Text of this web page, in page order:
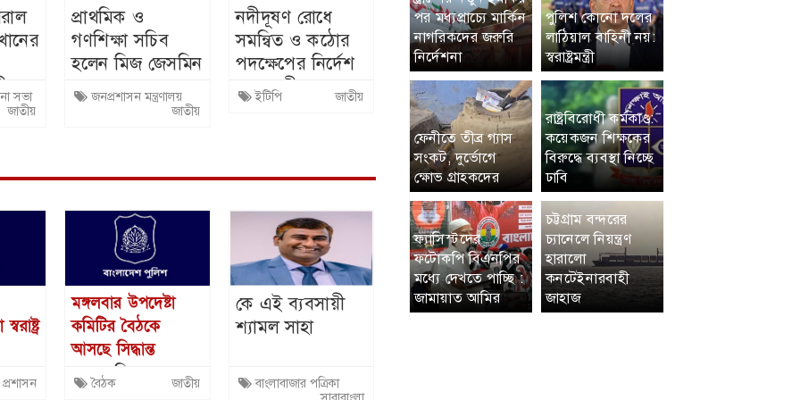
সভা
জাতীয়
প্রাথমিক ও
গণশিক্ষা সচিব
হলেন মিজ জেসমিন
নাহারজনপ্রশাসন মন্ত্রণালয়
জাতীয়
নদীদূষণ রোধে
সমন্বিত ও কঠোর
পদক্ষেপের নির্দেশ
প্রধানমন্ত্রীর
ইটিপি জাতীয়
প্রশাসন
মঙ্গলবার উপদেষ্টা
কমিটির বৈঠকে
আসছে সিদ্ধান্ত
এবার তিন
বৈঠক জাতীয়
কে এই ব্যবসায়ী
শ্যামল সাহা
বাংলাবাজার পত্রিকা
পর মধ্যপ্রাচ্যে মার্কিন
নাগরিকদের জরুরি
নির্দেশনা
পুলিশ কোনো দলের
লাঠিয়াল বাহিনী নয়:
স্বরাষ্ট্রমন্ত্রী
ফেনীতে তীব্র গ্যাস
সংকট, দুর্ভোগে
ক্ষোভ গ্রাহকদের
রাষ্ট্রবিরোধী কর্মকাণ্ড:
কয়েকজন শিক্ষকের
বিরুদ্ধে ব্যবস্থা নিচ্ছে
ঢাবি
ফ্যাসিস্টদের
ফটোকপি বিএনপির
মধ্যে দেখতে পাচ্ছি :
জামায়াত আমির
চট্টগ্রাম বন্দরের
চ্যানেলে নিয়ন্ত্রণ
হারালো
কনটেইনারবাহী
জাহাজ